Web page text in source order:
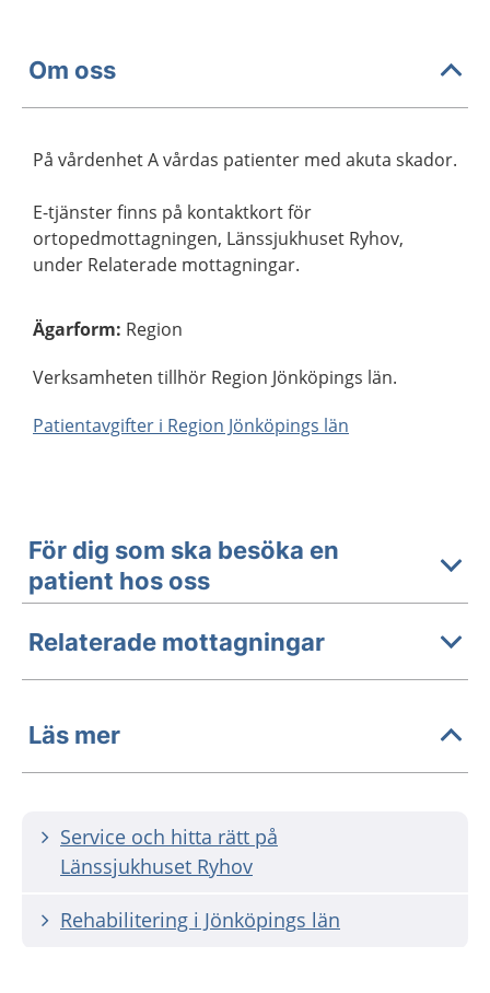
Om oss
På vårdenhet A vårdas patienter med akuta skador.
E-tjänster finns på kontaktkort för
ortopedmottagningen, Länssjukhuset Ryhov,
under Relaterade mottagningar.
Ägarform: Region
Verksamheten tillhör Region Jönköpings län.
Patientavgifter i Region Jönköpings län
För dig som ska besöka en
patient hos oss
Relaterade mottagningar
Läs mer
Service och hitta rätt på
Länssjukhuset Ryhov
Rehabilitering i Jönköpings län